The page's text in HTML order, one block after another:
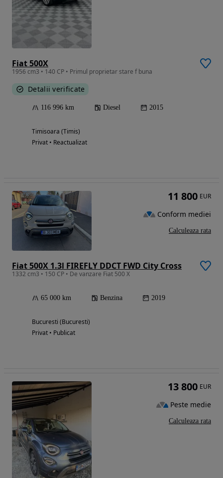
Fiat 500X
1956 cm3 • 140 CP • Primul proprietar stare f buna
Detalii verificate
116 996 km Diesel 2015
Timisoara (Timis)
Privat • Reactualizat
Fiat 500X 1.3l FIREFLY DDCT FWD City Cross
1332 cm3 • 150 CP • De vanzare Fiat 500 X
65 000 km Benzina 2019
Bucuresti (Bucuresti)
Privat • Publicat
11 800 EUR
Conform mediei
Calculeaza rata
13 800 EUR
Peste medie
Calculeaza rata